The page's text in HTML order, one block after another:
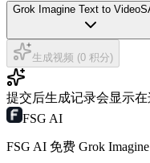
Grok Imagine Text to Video
生成视频 (0 积分)
提交后生成记录会显示在
FSG AI
FSG AI 免费 Grok